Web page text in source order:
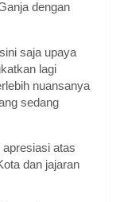
dengan
saja upaya
lagi
nuansanya
sedang
atas
dan jajaran